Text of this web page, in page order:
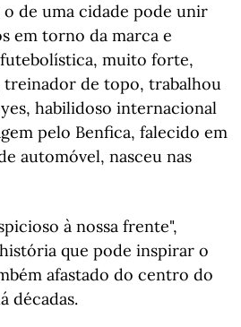
o de uma cidade pode unir
em torno da marca e
muito forte,
treinador de topo, trabalhou
habilidoso internacional
pelo Benfica, falecido em
automóvel, nasceu nas
à nossa frente",
que pode inspirar o
afastado do centro do
décadas.